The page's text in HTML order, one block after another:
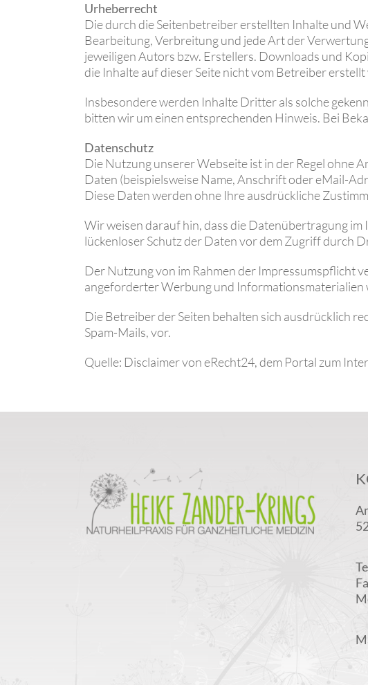
Urheberrecht
Die durch die Seitenbetreiber erstellten Inhalte und
Bearbeitung, Verbreitung und jede Art der
jeweiligen Autors bzw. Erstellers. Downloads und
die Inhalte auf dieser Seite nicht vom Betreiber
Insbesondere werden Inhalte Dritter als solche
bitten wir um einen entsprechenden Hinweis. Bei
Datenschutz
Die Nutzung unserer Webseite ist in der Regel ohne
Daten (beispielsweise Name, Anschrift oder eMail-
Diese Daten werden ohne Ihre ausdrückliche
Wir weisen darauf hin, dass die Datenübertragung
lückenloser Schutz der Daten vor dem Zugriff durch
Der Nutzung von im Rahmen der
angeforderter Werbung und
Die Betreiber der Seiten behalten sich ausdrücklich
Spam-Mails, vor.
Quelle: Disclaimer von eRecht24, dem Portal zum